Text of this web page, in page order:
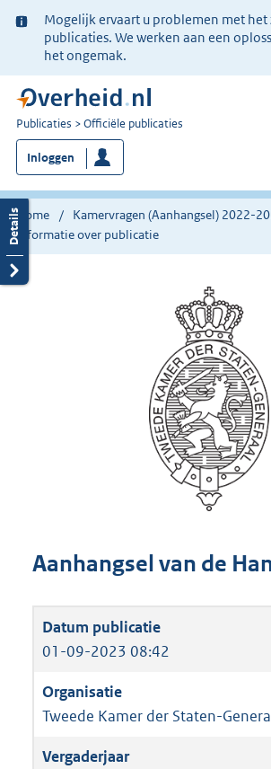
Ter
informatie:
Mogelijk ervaart u problemen met het
publicaties. We werken aan een
het ongemak.
U
bent
nu
hier:
Publicaties Officiële publicaties
Inloggen
Home
Kamervragen (Aanhangsel) 2022-
Informatie over publicatie
Aanhangsel van de
01-09-2023 08:42
Tweede Kamer der Staten-